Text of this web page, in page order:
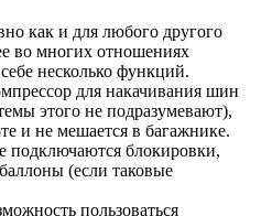
как и для любого другого
во многих отношениях
несколько функций.
для накачивания шин
этого не подразумевают),
и не мешается в багажнике.
подключаются блокировки,
(если таковые
пользоваться